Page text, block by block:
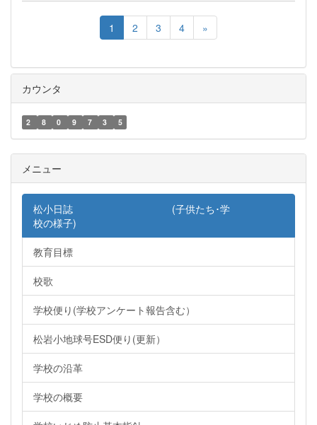
1 2 3 4 »
カウンタ
2 8 0 9 7 3 5
メニュー
松小日誌 (子供たち･学
校の様子)
教育目標
校歌
学校便り(学校アンケート報告含む）
松岩小地球号ESD便り(更新）
学校の沿革
学校の概要